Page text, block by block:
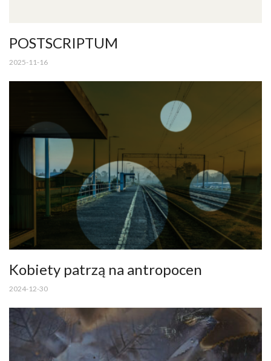
POSTSCRIPTUM
2025-11-16
Kobiety patrzą na antropocen
2024-12-30